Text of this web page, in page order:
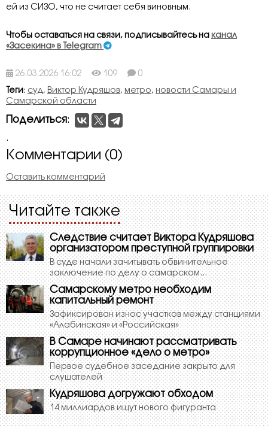
ей из СИЗО, что не считает себя виновным.
Чтобы оставаться на связи, подписывайтесь на канал
«Засекина» в Telegram
26.03.2026 16:02 109 0
Теги : суд, Виктор Кудряшов, метро, новости Самары и
Самарской области
Поделиться :
.
Комментарии (0)
Оставить комментарий
Читайте также
Следствие считает Виктора Кудряшова
организатором преступной группировки
В суде начали зачитывать обвинительное
заключение по делу о самарском...
Самарскому метро необходим
капитальный ремонт
Зафиксирован износ участков между станциями
«Алабинская» и «Российская»
В Самаре начинают рассматривать
коррупционное «дело о метро»
Первое судебное заседание закрыто для
слушателей
Кудряшова догружают обходом
14 миллиардов ищут нового фигуранта